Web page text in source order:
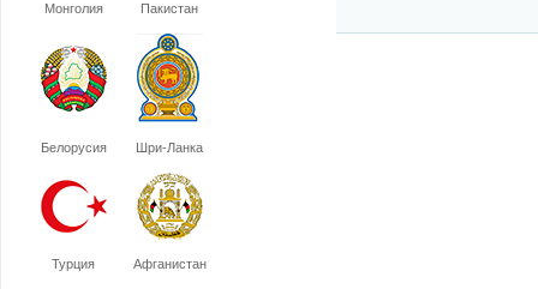
Монголия Пакистан
Белорусия Шри-Ланка
Турция Афганистан